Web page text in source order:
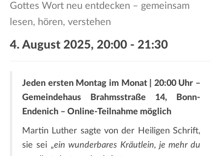
Gottes Wort neu entdecken – gemeinsam
lesen, hören, verstehen
4. August 2025, 20:00 - 21:30
Jeden ersten Montag im Monat | 20:00 Uhr –
Gemeindehaus Brahmsstraße 14, Bonn-
Endenich – Online-Teilnahme möglich
Martin Luther sagte von der Heiligen Schrift,
sie sei „ein wunderbares Kräutlein, je mehr du